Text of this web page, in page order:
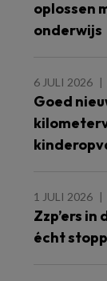
oplossen
onderwijs
6 JULI 2026
Goed
1 JULI 2026
Zzp’ers
écht